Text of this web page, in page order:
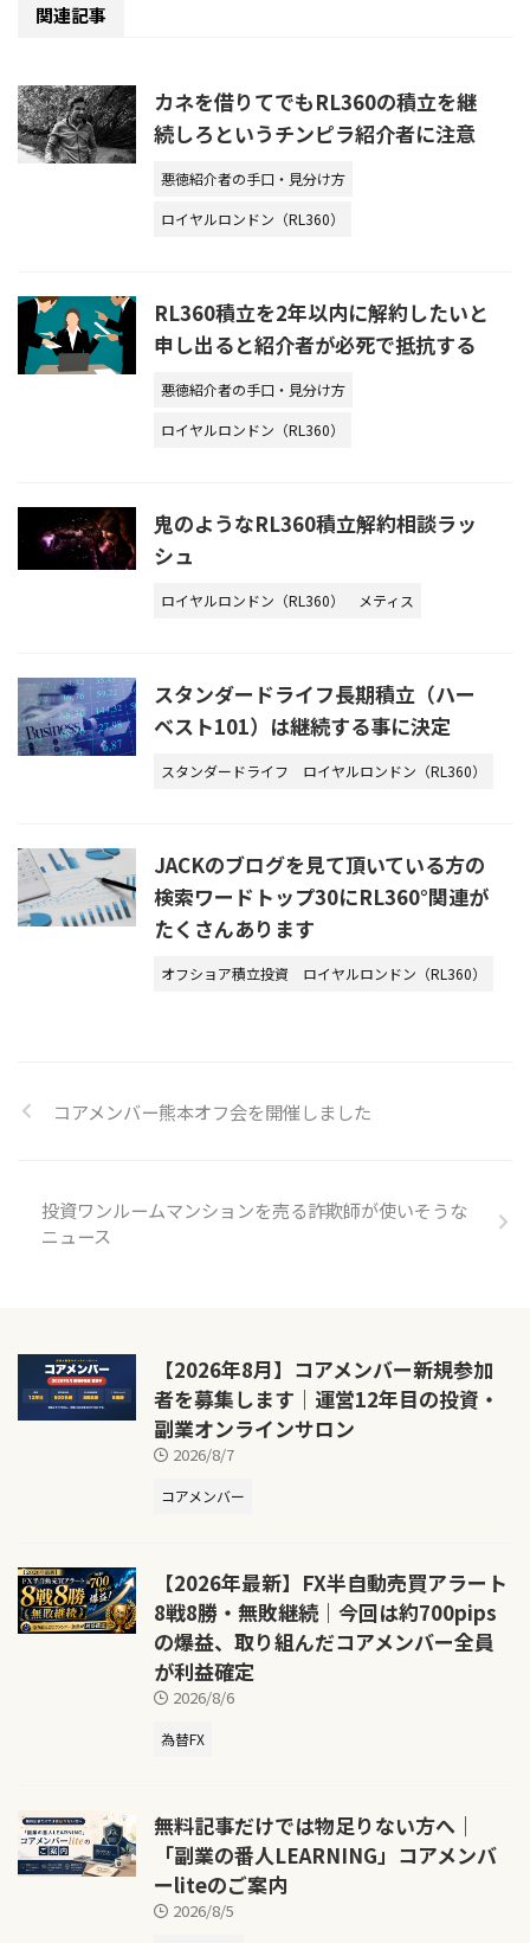
関連記事
カネを借りてでもRL360の積立を継
続しろというチンピラ紹介者に注意
悪徳紹介者の手口・見分け方
ロイヤルロンドン（RL360）
RL360積立を2年以内に解約したいと
申し出ると紹介者が必死で抵抗する
悪徳紹介者の手口・見分け方
ロイヤルロンドン（RL360）
鬼のようなRL360積立解約相談ラッ
シュ
ロイヤルロンドン（RL360） メティス
スタンダードライフ長期積立（ハー
ベスト101）は継続する事に決定
スタンダードライフ ロイヤルロンドン（RL360）
JACKのブログを見て頂いている方の
検索ワードトップ30にRL360°関連が
たくさんあります
オフショア積立投資 ロイヤルロンドン（RL360）
コアメンバー熊本オフ会を開催しました
投資ワンルームマンションを売る詐欺師が使いそうな
ニュース
【2026年8月】コアメンバー新規参加
者を募集します｜運営12年目の投資・
副業オンラインサロン
2026/8/7
コアメンバー
【2026年最新】FX半自動売買アラート
8戦8勝・無敗継続｜今回は約700pips
の爆益、取り組んだコアメンバー全員
が利益確定
2026/8/6
為替FX
無料記事だけでは物足りない方へ｜
「副業の番人LEARNING」コアメンバ
ーliteのご案内
2026/8/5